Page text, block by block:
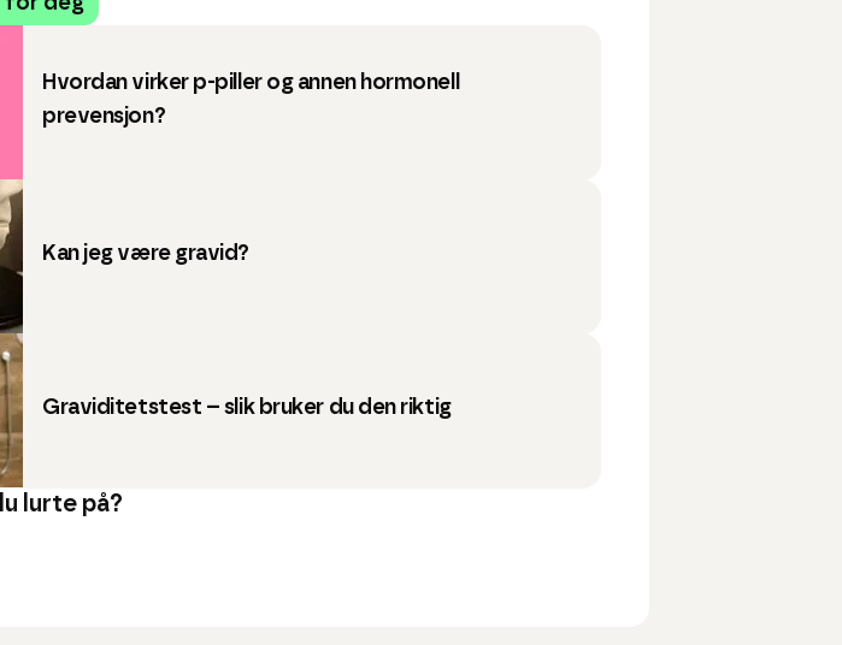
Hvordan virker p-piller og annen hormonell
prevensjon?
Kan jeg være gravid?
Graviditetstest – slik bruker du den riktig
lurte på?